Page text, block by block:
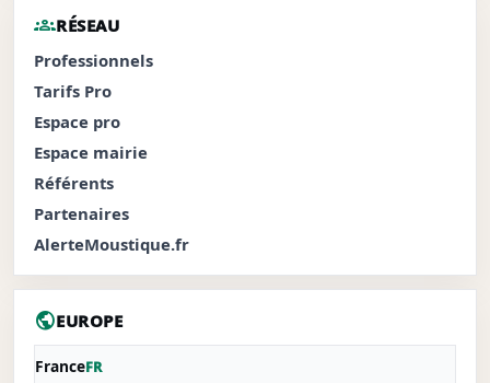
groupsRÉSEAU
Professionnels
Tarifs Pro
Espace pro
Espace mairie
Référents
Partenaires
AlerteMoustique.fr
publicEUROPE
FranceFR